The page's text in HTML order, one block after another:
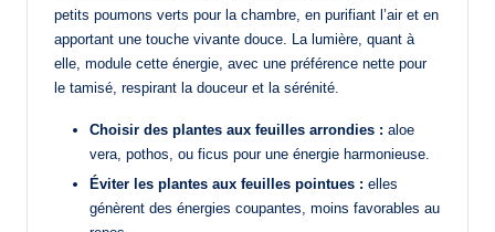
petits poumons verts pour la chambre, en purifiant l’air et en
apportant une touche vivante douce. La lumière, quant à
elle, module cette énergie, avec une préférence nette pour
le tamisé, respirant la douceur et la sérénité.
Choisir des plantes aux feuilles arrondies : aloe
vera, pothos, ou ficus pour une énergie harmonieuse.
Éviter les plantes aux feuilles pointues : elles
génèrent des énergies coupantes, moins favorables au